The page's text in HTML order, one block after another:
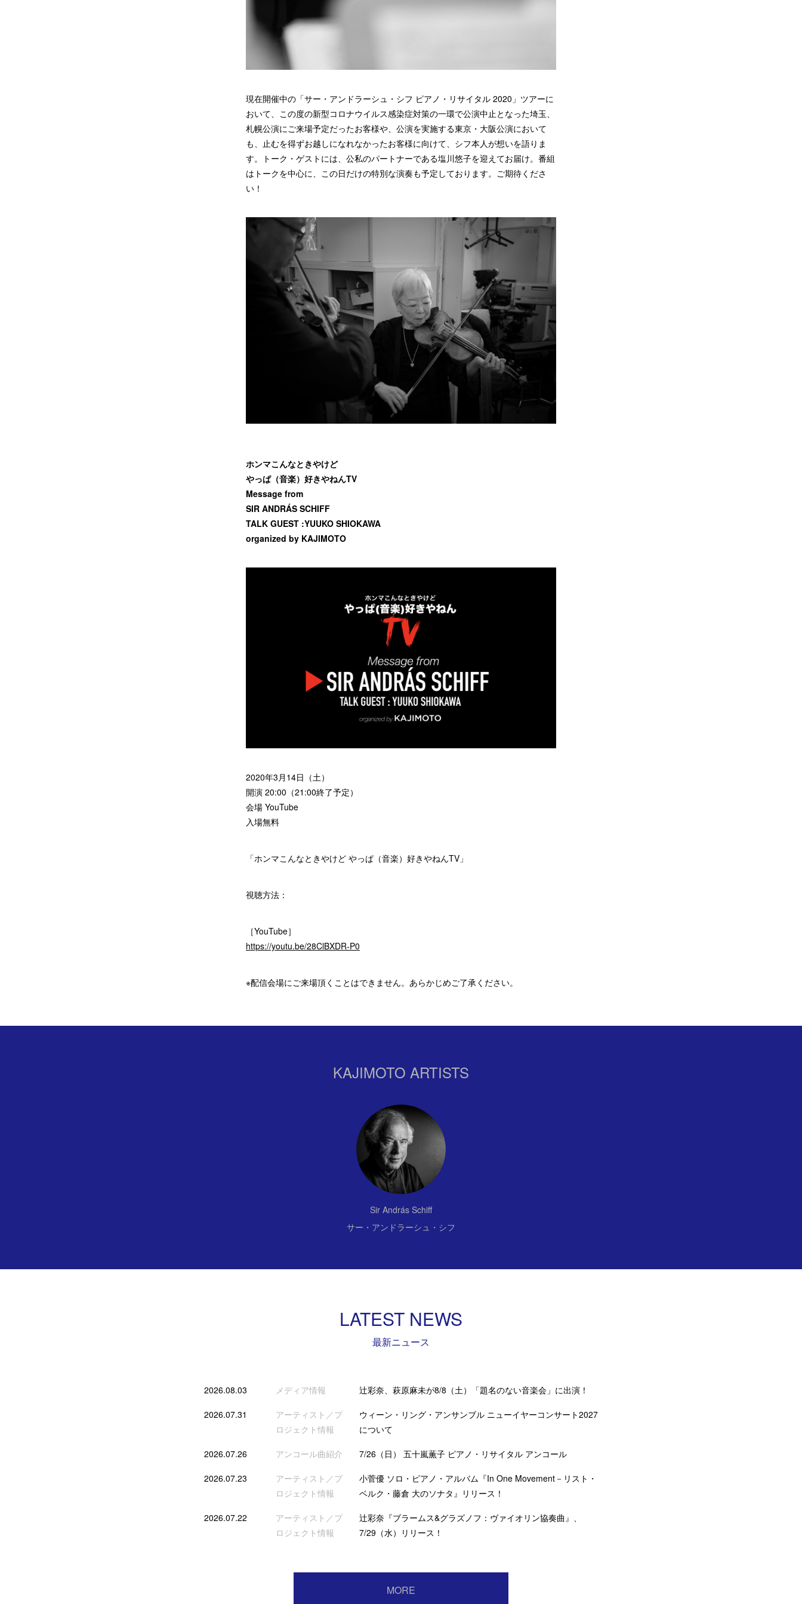
現在開催中の「サー・アンドラーシュ・シフ ピアノ・リサイタル 2020」ツアーに
おいて、この度の新型コロナウイルス感染症対策の一環で公演中止となった埼玉、
札幌公演にご来場予定だったお客様や、公演を実施する東京・大阪公演において
も、止むを得ずお越しになれなかったお客様に向けて、シフ本人が想いを語りま
す。トーク・ゲストには、公私のパートナーである塩川悠子を迎えてお届け。番組
はトークを中心に、この日だけの特別な演奏も予定しております。ご期待くださ
い！
ホンマこんなときやけど
やっぱ（音楽）好きやねんTV
Message from
SIR ANDRÁS SCHIFF
TALK GUEST :YUUKO SHIOKAWA
organized by KAJIMOTO
2020年3月14日（土）
開演 20:00（21:00終了予定）
会場 YouTube
入場無料
「ホンマこんなときやけど やっぱ（音楽）好きやねんTV」
視聴方法：
［YouTube］
https://youtu.be/28ClBXDR-P0
※配信会場にご来場頂くことはできません。あらかじめご了承ください。
KAJIMOTO ARTISTS
Sir András Schiff
サー・アンドラーシュ・シフ
LATEST NEWS
最新ニュース
2026.08.03 メディア情報 辻彩奈、萩原麻未が8/8（土）「題名のない音楽会」に出演！
2026.07.31
アーティスト／プ
ロジェクト情報
ウィーン・リング・アンサンブル ニューイヤーコンサート2027
について
2026.07.26 アンコール曲紹介 7/26（日） 五十嵐薫子 ピアノ・リサイタル アンコール
2026.07.23
アーティスト／プ
ロジェクト情報
小菅優 ソロ・ピアノ・アルバム『In One Movement－リスト・
ベルク・藤倉 大のソナタ』リリース！
2026.07.22
アーティスト／プ
ロジェクト情報
辻彩奈『ブラームス&グラズノフ：ヴァイオリン協奏曲』、
7/29（水）リリース！
MORE